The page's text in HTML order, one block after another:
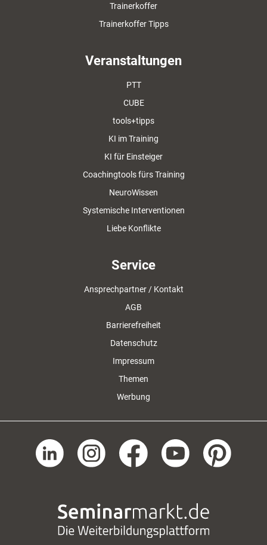
Trainerkoffer
Trainerkoffer Tipps
Veranstaltungen
PTT
CUBE
tools+tipps
KI im Training
KI für Einsteiger
Coachingtools fürs Training
NeuroWissen
Systemische Interventionen
Liebe Konflikte
Service
Ansprechpartner / Kontakt
AGB
Barrierefreiheit
Datenschutz
Impressum
Themen
Werbung